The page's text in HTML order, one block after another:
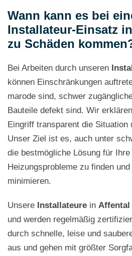
Wann kann es bei
Installateur-Einsatz
zu Schäden
Bei Arbeiten durch unseren
können Einschränkungen
marode sind, schwer
Bauteile defekt sind. Wir
Eingriff transparent die Situation
Unser Ziel ist es, auch unter
die bestmögliche Lösung für
Heizungsprobleme zu finden
minimieren.
Unsere Installateure in Affental
und werden regelmäßig
durch schnelle, leise und
aus und gehen mit größter